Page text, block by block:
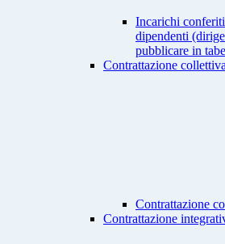
Incarichi
dipendenti
pubblicare in
Contrattazione collettiva
Contrattazione
Contrattazione